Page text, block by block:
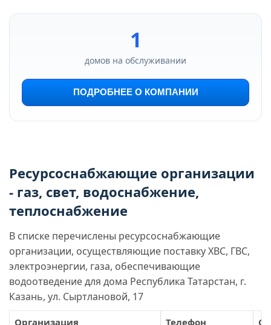
1
домов на обслуживании
ПОДРОБНЕЕ О КОМПАНИИ
Ресурсоснабжающие организации
- газ, свет, водоснабжение,
теплоснабжение
В списке перечислены ресурсоснабжающие
организации, осуществляющие поставку ХВС, ГВС,
электроэнергии, газа, обеспечивающие
водоотведение для дома Республика Татарстан, г.
Казань, ул. Сыртлановой, 17
Организация Телефон